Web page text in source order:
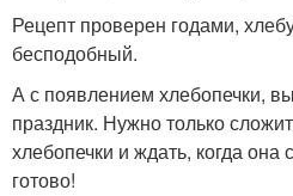
Рецепт проверен годами,
бесподобный.
А с появлением хлебопечки,
праздник. Нужно только
хлебопечки и ждать, когда она
готово!